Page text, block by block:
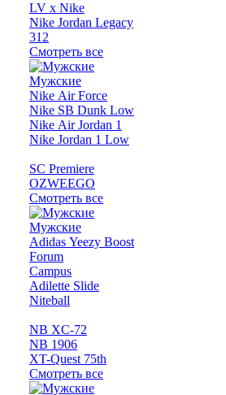
LV x Nike
Nike Jordan Legacy
312
Смотреть все
Мужские
Nike Air Force
Nike SB Dunk Low
Nike Air Jordan 1
Nike Jordan 1 Low
SC Premiere
OZWEEGO
Смотреть все
Мужские
Adidas Yeezy Boost
Forum
Campus
Adilette Slide
Niteball
NB XC-72
NB 1906
XT-Quest 75th
Смотреть все